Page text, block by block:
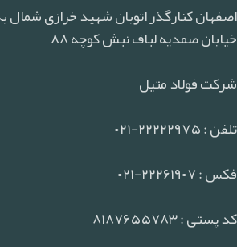
اصفهان کنارگذر اتوبان شهید خرازی
خیابان صمدیه لباف نبش کوچه ۸۸
شرکت فولاد متیل
تلفن : ۲۲۲۲۲۹۷۵-۰۲۱
فکس : ۲۲۲۶۱۹۰۷-۰۲۱
کد پستی : ۸۱۸۷۶۵۵۷۸۳